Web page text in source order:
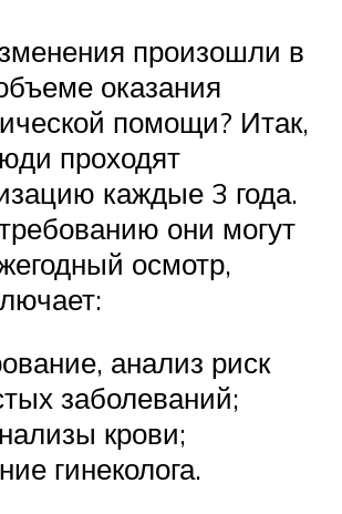
произошли в
оказания
помощи? Итак,
проходят
каждые 3 года.
они могут
осмотр,
анализ риск
заболеваний;
крови;
гинеколога.